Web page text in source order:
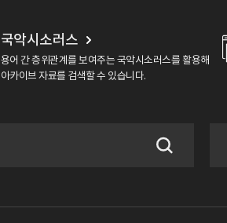
국악시소러스
용어 간 층위관계를 보여주는 국악시소러스를 활용해
아카이브 자료를 검색할 수 있습니다.